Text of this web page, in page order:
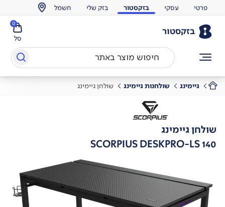
פרטי עסקי בזקסטור בזק שלי חשמל
בזקסטור
סל
0
גיימינג שולחנות גיימינג שולחן גיימינג
שולחן גיימינג
SCORPIUS DESKPRO-LS 140